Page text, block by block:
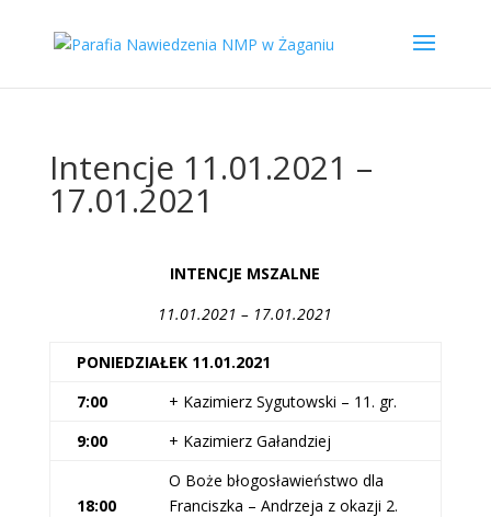
Intencje 11.01.2021 –
17.01.2021
INTENCJE MSZALNE
11.01.2021 – 17.01.2021
PONIEDZIAŁEK 11.01.2021
7:00
+ Kazimierz Sygutowski – 11. gr.
9:00
+ Kazimierz Gałandziej
18:00
O Boże błogosławieństwo dla
Franciszka – Andrzeja z okazji 2.